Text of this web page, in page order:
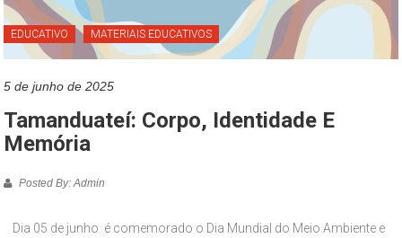
EDUCATIVO MATERIAIS EDUCATIVOS
5 de junho de 2025
Tamanduateí: Corpo, Identidade E
Memória
Posted By: Admin
Dia 05 de junho é comemorado o Dia Mundial do Meio Ambiente e